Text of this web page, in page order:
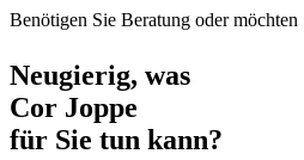
Benötigen Sie Beratung oder möchten
Neugierig, was
Cor Joppe
für Sie tun kann?